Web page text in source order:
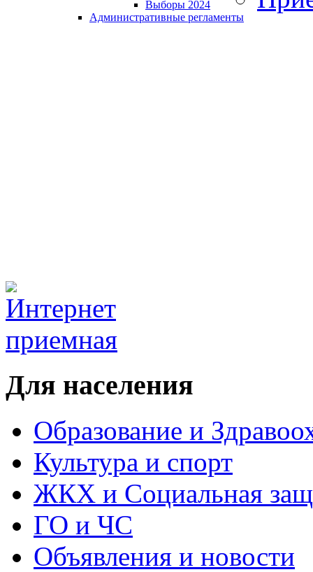
Выборы 2024
Административные регламенты
Для населения
Образование и
Культура и спорт
ЖКХ и Социальная
ГО и ЧС
Объявления и новости